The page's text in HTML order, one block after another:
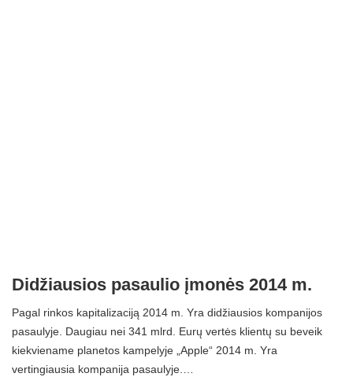
Didžiausios pasaulio įmonės 2014 m.
Pagal rinkos kapitalizaciją 2014 m. Yra didžiausios kompanijos
pasaulyje. Daugiau nei 341 mlrd. Eurų vertės klientų su beveik
kiekviename planetos kampelyje „Apple“ 2014 m. Yra
vertingiausia kompanija pasaulyje.…